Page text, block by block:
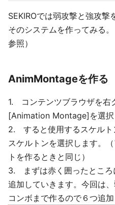
SEKIROでは弱攻撃と強攻
そのシステムを作ってみる
参照）
AnimMontageを作る
1. コンテンツブラウザを
[Animation Montage]を選択
2. すると使用するスケルト
スケルトンを選択します。
トを作るときと同じ）
3. まずは赤く囲ったところ
追加していきます。今回は
コンボまで作るので６つ追加